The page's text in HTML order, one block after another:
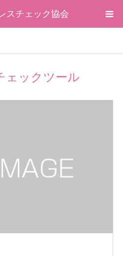
スチェック協会
ェックツール